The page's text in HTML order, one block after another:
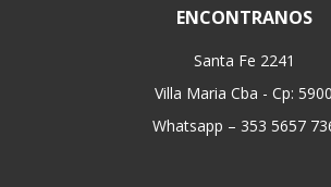
ENCONTRANOS
Santa Fe 2241
Villa Maria Cba - Cp: 5900
Whatsapp – 353 5657